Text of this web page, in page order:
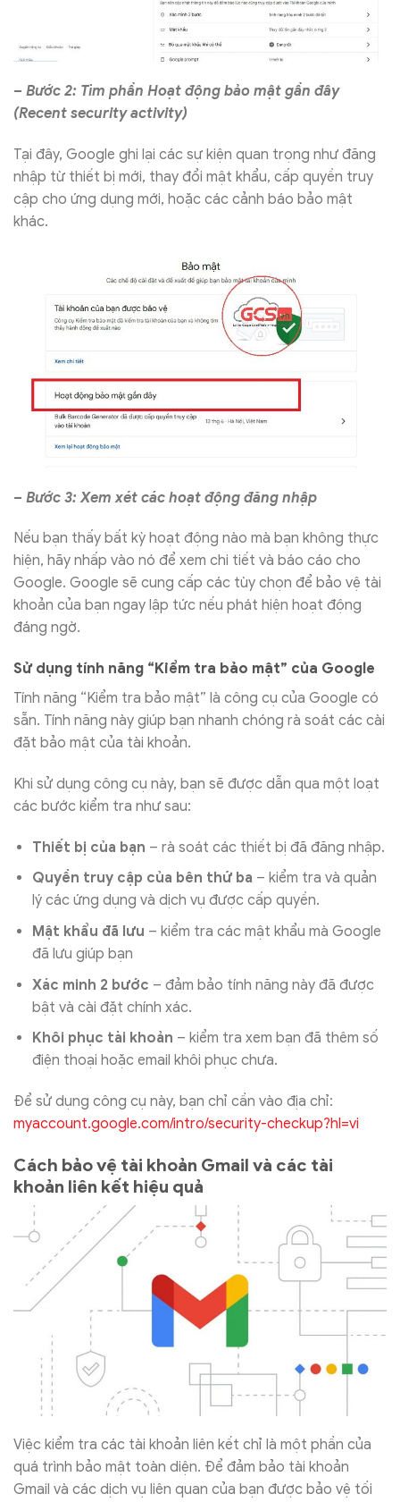
– Bước 2: Tìm phần Hoạt động bảo mật gần đây
(Recent security activity)
Tại đây, Google ghi lại các sự kiện quan trọng như đăng
nhập từ thiết bị mới, thay đổi mật khẩu, cấp quyền truy
cập cho ứng dụng mới, hoặc các cảnh báo bảo mật
khác.
– Bước 3: Xem xét các hoạt động đăng nhập
Nếu bạn thấy bất kỳ hoạt động nào mà bạn không thực
hiện, hãy nhấp vào nó để xem chi tiết và báo cáo cho
Google. Google sẽ cung cấp các tùy chọn để bảo vệ tài
khoản của bạn ngay lập tức nếu phát hiện hoạt động
đáng ngờ.
Sử dụng tính năng “Kiểm tra bảo mật” của Google
Tính năng “Kiểm tra bảo mật” là công cụ của Google có
sẵn. Tính năng này giúp bạn nhanh chóng rà soát các cài
đặt bảo mật của tài khoản.
Khi sử dụng công cụ này, bạn sẽ được dẫn qua một loạt
các bước kiểm tra như sau:
Thiết bị của bạn – rà soát các thiết bị đã đăng nhập.
Quyền truy cập của bên thứ ba – kiểm tra và quản
lý các ứng dụng và dịch vụ được cấp quyền.
Mật khẩu đã lưu – kiểm tra các mật khẩu mà Google
đã lưu giúp bạn
Xác minh 2 bước – đảm bảo tính năng này đã được
bật và cài đặt chính xác.
Khôi phục tài khoản – kiểm tra xem bạn đã thêm số
điện thoại hoặc email khôi phục chưa.
Để sử dụng công cụ này, bạn chỉ cần vào địa chỉ:
myaccount.google.com/intro/security-checkup?hl=vi
Cách bảo vệ tài khoản Gmail và các tài
khoản liên kết hiệu quả
Việc kiểm tra các tài khoản liên kết chỉ là một phần của
quá trình bảo mật toàn diện. Để đảm bảo tài khoản
Gmail và các dịch vụ liên quan của bạn được bảo vệ tối